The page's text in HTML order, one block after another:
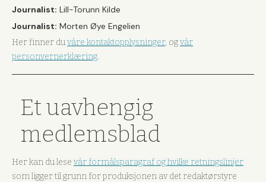
Journalist: Lill-Torunn Kilde
Journalist: Morten Øye Engelien
Her finner duvåre kontaktopplysninger, ogvår
personvernerklæring.
Et uavhengig
medlemsblad
Her kan du lese vår formålsparagraf og hvilke retningslinjer
som ligger til grunn for produksjonen av det redaktørstyre